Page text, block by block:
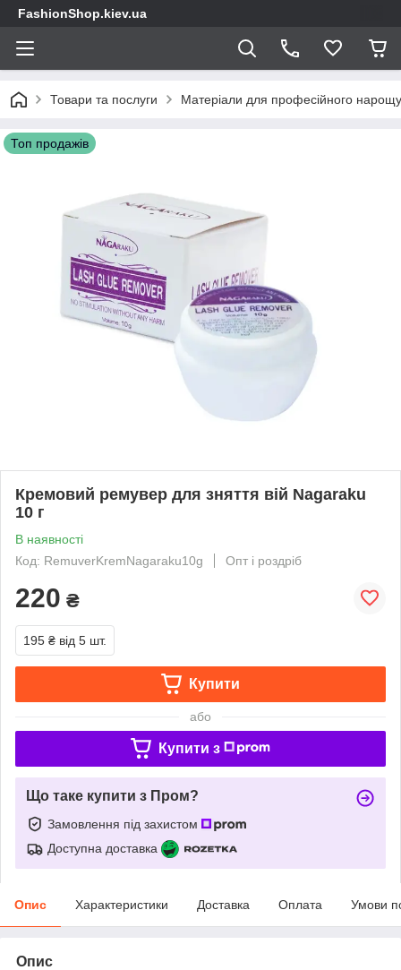
FashionShop.kiev.ua
Товари та послуги Матеріали для професійного
Топ продажів
Кремовий ремувер для зняття вій Nagaraku
10 г
В наявності
Код: RemuverKremNagaraku10g
Опт і роздріб
220 ₴
195 ₴ від 5 шт.
Купити
або
Купити з
Що таке купити з Пром?
Замовлення під захистом
Доступна доставка
Опис Характеристики Доставка Оплата Умови
Опис